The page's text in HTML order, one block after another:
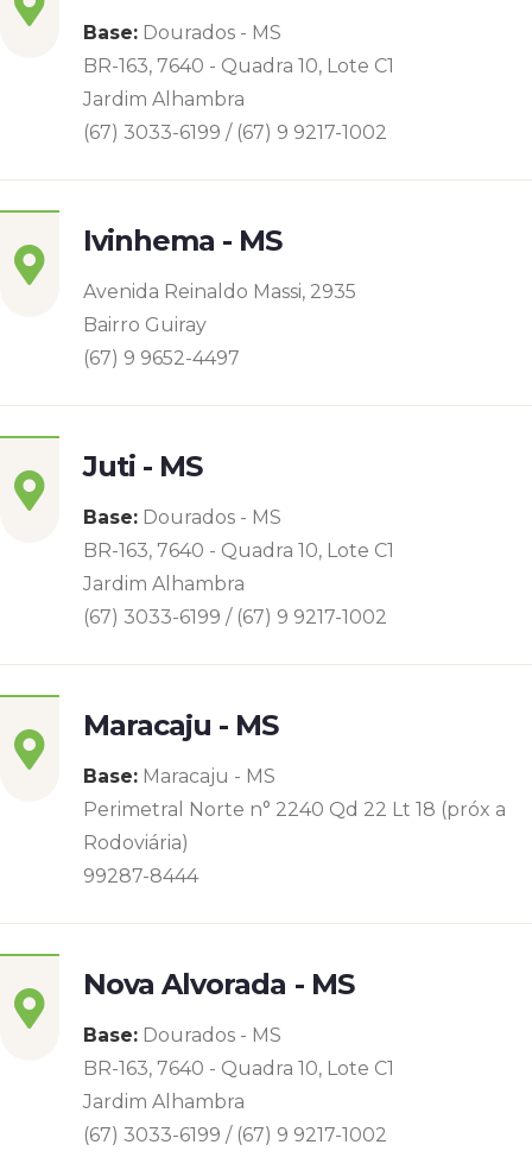
Base: Dourados - MS
BR-163, 7640 - Quadra 10, Lote C1
Jardim Alhambra
(67) 3033-6199 / (67) 9 9217-1002
Ivinhema - MS
Avenida Reinaldo Massi, 2935
Bairro Guiray
(67) 9 9652-4497
Juti - MS
Base: Dourados - MS
BR-163, 7640 - Quadra 10, Lote C1
Jardim Alhambra
(67) 3033-6199 / (67) 9 9217-1002
Maracaju - MS
Base: Maracaju - MS
Perimetral Norte n° 2240 Qd 22 Lt 18 (próx a
Rodoviária)
99287-8444
Nova Alvorada - MS
Base: Dourados - MS
BR-163, 7640 - Quadra 10, Lote C1
Jardim Alhambra
(67) 3033-6199 / (67) 9 9217-1002